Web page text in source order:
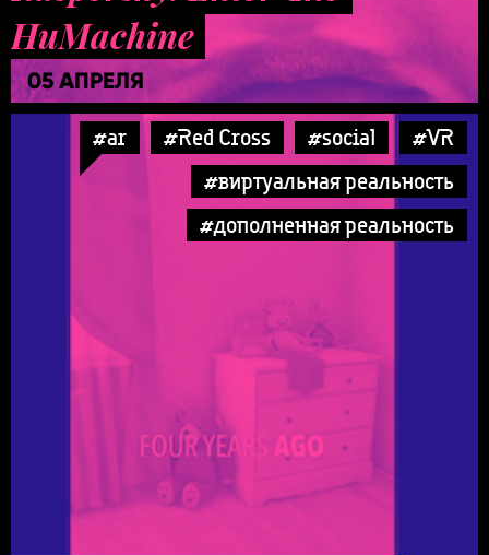
HuMachine
05 АПРЕЛЯ
#ar #Red Cross #social
#VR
#виртуальная реальность
#дополненная реальность